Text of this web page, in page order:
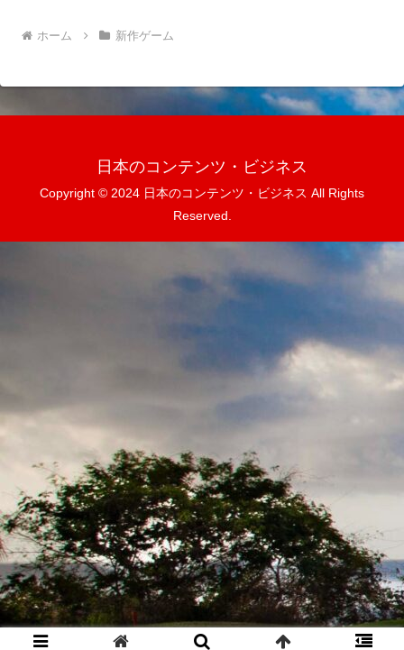
ホーム 新作ゲーム
日本のコンテンツ・ビジネス
Copyright © 2024 日本のコンテンツ・ビジネス All Rights
Reserved.